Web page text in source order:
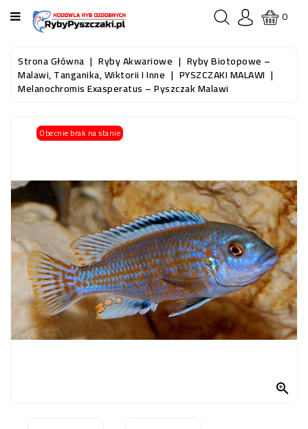
KATEGORIA
STRONA
GŁÓWNA
AKWARIOWE
OCZKA
WODNEGO
I
STAWU
AKWARYSTYKA
(SPRZĘT)
OCZKO
WODNE
(SPRZĘT)
0
Strona Główna Ryby Akwariowe Ryby Biotopowe –
Malawi, Tanganika, Wiktorii I Inne PYSZCZAKI MALAWI
Melanochromis Exasperatus – Pyszczak Malawi
Obecnie brak na stanie
